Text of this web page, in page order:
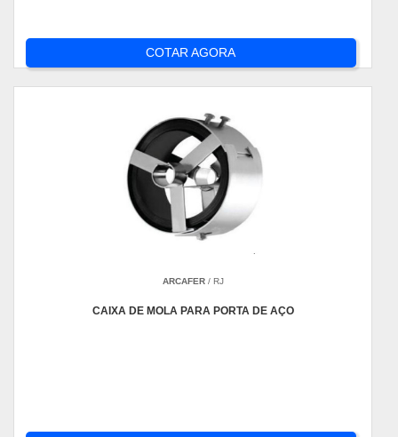
COTAR AGORA
ARCAFER/ RJ
CAIXA DE MOLA PARA PORTA DE AÇO